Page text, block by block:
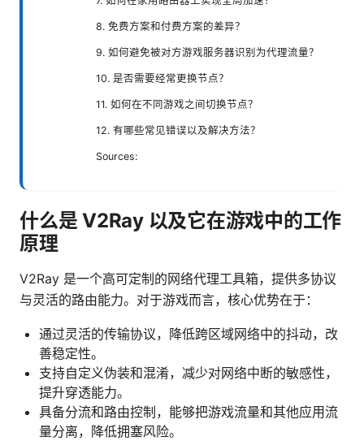
8. 免费方案和付费方案的差异？
9. 如何避免被对方游戏服务器识别为代理流量？
10. 是否需要经常更换节点？
11. 如何在不同游戏之间切换节点？
12. 有哪些常见错误以及解决方法？
Sources:
什么是 V2Ray 以及它在游戏中的工作
原理
V2Ray 是一个高可定制的网络代理工具箱，提供多协议
与灵活的路由能力。对于游戏而言，核心优势在于：
通过灵活的传输协议，降低跨区域网络中的抖动，改
善稳定性。
支持自定义伪装和混淆，减少对网络中断的敏感性，
提升穿透能力。
具备分流和路由控制，能够把游戏流量和其他应用流
量分离，降低拥塞风险。